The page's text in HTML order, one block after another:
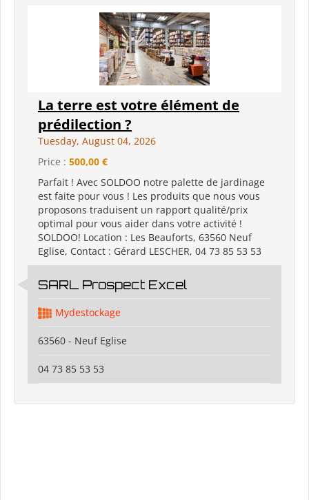
La terre est votre élément de
prédilection ?
Tuesday, August 04, 2026
Price : 500,00 €
Parfait ! Avec SOLDOO notre palette de jardinage
est faite pour vous ! Les produits que nous vous
proposons traduisent un rapport qualité/prix
optimal pour vous aider dans votre activité !
SOLDOO! Location : Les Beauforts, 63560 Neuf
Eglise, Contact : Gérard LESCHER, 04 73 85 53 53
SARL Prospect Excel
Mydestockage
63560 - Neuf Eglise
04 73 85 53 53